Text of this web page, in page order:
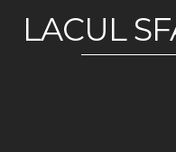
LACUL